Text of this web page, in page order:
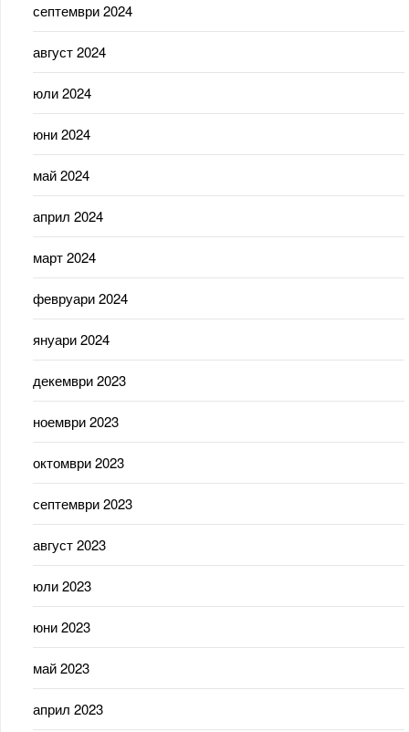
септември 2024
август 2024
юли 2024
юни 2024
май 2024
април 2024
март 2024
февруари 2024
януари 2024
декември 2023
ноември 2023
октомври 2023
септември 2023
август 2023
юли 2023
юни 2023
май 2023
април 2023